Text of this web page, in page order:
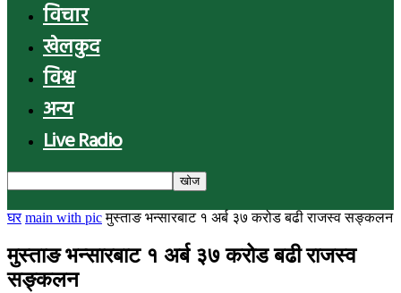
विचार
खेलकुद
विश्व
अन्य
Live Radio
घर main with pic मुस्ताङ भन्सारबाट १ अर्ब ३७ करोड बढी राजस्व सङ्कलन
मुस्ताङ भन्सारबाट १ अर्ब ३७ करोड बढी राजस्व
सङ्कलन